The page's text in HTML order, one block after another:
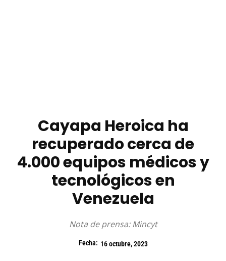
Cayapa Heroica ha
recuperado cerca de
4.000 equipos médicos y
tecnológicos en
Venezuela
Nota de prensa: Mincyt
Fecha: 16 octubre, 2023